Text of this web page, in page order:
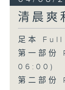
清晨爽
足本
第一部
06:00)
第二部